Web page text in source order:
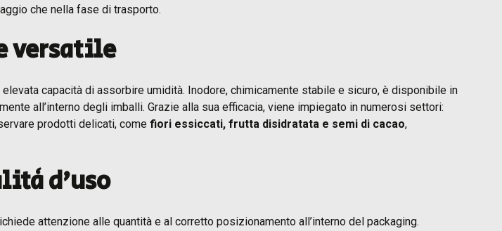
che nella fase di trasporto.
versatile
capacità di assorbire umidità. Inodore, chimicamente stabile e sicuro, è disponibile in
all’interno degli imballi. Grazie alla sua efficacia, viene impiegato in numerosi settori:
prodotti delicati, come fiori essiccati, frutta disidratata e semi di cacao,
d’uso
attenzione alle quantità e al corretto posizionamento all’interno del packaging.